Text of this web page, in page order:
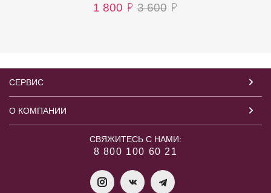
1 800 3 600
СЕРВИС
О КОМПАНИИ
СВЯЖИТЕСЬ С НАМИ:
8 800 100 60 21